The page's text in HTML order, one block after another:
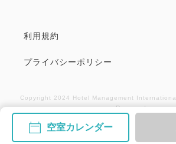
空室カレンダー
利用規約
プライバシーポリシー
Copyright 2024 Hotel Management
Reserved.